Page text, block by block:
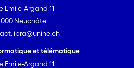
Emile-Argand 11
Neuchâtel
et télématique
Emile-Argand 11